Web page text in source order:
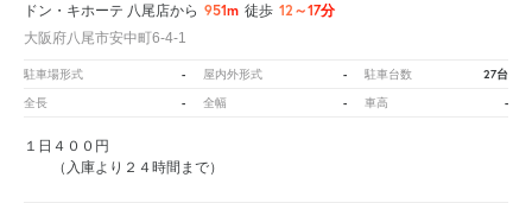
ドン・キホーテ 八尾店から 951m 徒歩 12～17分
大阪府八尾市安中町6-4-1
駐車場形式 - 屋内外形式 - 駐車台数 27台
全長 - 全幅 - 車高 -
１日４００円
（入庫より２４時間まで）